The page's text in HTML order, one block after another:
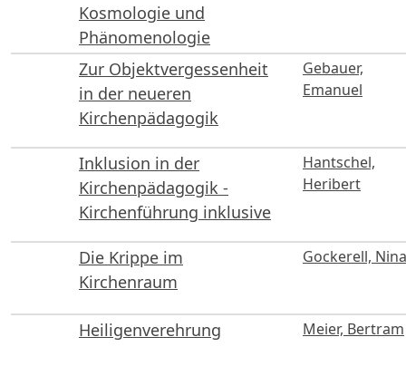
Kosmologie und
Phänomenologie
Zur Objektvergessenheit
in der neueren
Kirchenpädagogik
Gebauer,
Emanuel
Inklusion in der
Kirchenpädagogik -
Kirchenführung inklusive
Hantschel,
Heribert
Die Krippe im
Kirchenraum
Gockerell, Nina
Heiligenverehrung Meier, Bertram